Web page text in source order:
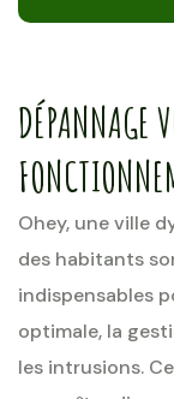
DÉPANNAGE
Ohey, une ville
des habitants
indispensables
optimale, la
les intrusions.